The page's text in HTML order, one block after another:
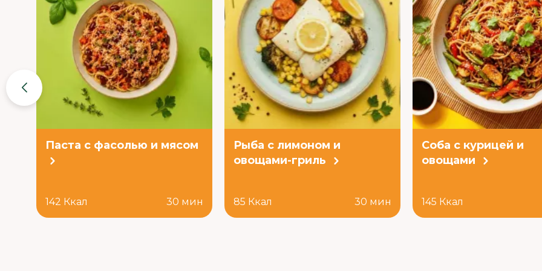
Паста с фасолью и мясом
142 Ккал 30 мин
Рыба с лимоном и
овощами-гриль
85 Ккал 30 мин
Соба с курицей и
овощами
145 Ккал